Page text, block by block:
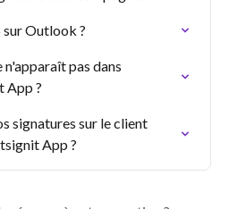
sur Outlook ?
pas dans
App ?
signatures sur le client
App ?